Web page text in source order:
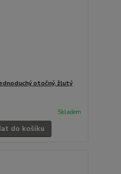
otočný, žlutý
Skladem
do košíku